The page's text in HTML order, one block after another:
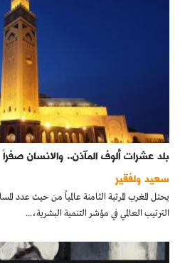
بلد عشرات ألوف المآذن.. والانسان صفراً
سعيد ولفقير
يحتل المغرب المرتبة الثامنة عالمياً من حيث عدد
الترتيب العالمي في مؤشر التنمية البشرية،...